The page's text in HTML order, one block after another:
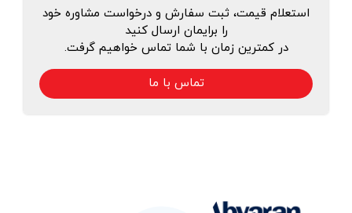
استعلام قیمت، ثبت سفارش و درخواست مشاوره خود
را برایمان ارسال کنید
در کمترین زمان با شما تماس خواهیم گرفت.
تماس با ما